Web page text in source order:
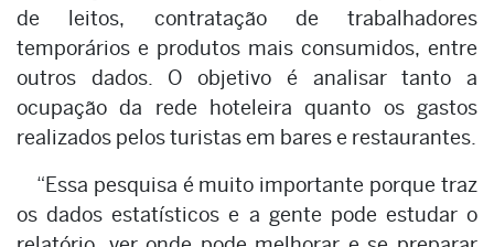
de leitos, contratação de trabalhadores
temporários e produtos mais consumidos, entre
outros dados. O objetivo é analisar tanto a
ocupação da rede hoteleira quanto os gastos
realizados pelos turistas em bares e restaurantes.
“Essa pesquisa é muito importante porque traz
os dados estatísticos e a gente pode estudar o